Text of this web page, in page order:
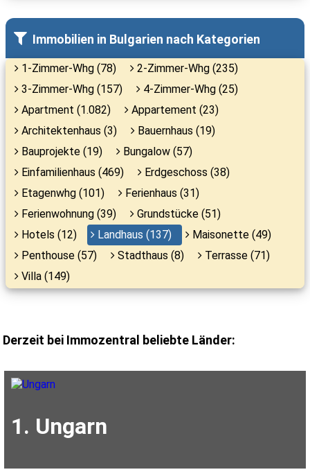
Immobilien in Bulgarien nach Kategorien
1-Zimmer-Whg (78)
2-Zimmer-Whg (235)
3-Zimmer-Whg (157)
4-Zimmer-Whg (25)
Apartment (1.082)
Appartement (23)
Architektenhaus (3)
Bauernhaus (19)
Bauprojekte (19)
Bungalow (57)
Einfamilienhaus (469)
Erdgeschoss (38)
Etagenwhg (101)
Ferienhaus (31)
Ferienwohnung (39)
Grundstücke (51)
Hotels (12)
Landhaus (137)
Maisonette (49)
Penthouse (57)
Stadthaus (8)
Terrasse (71)
Villa (149)
Derzeit bei Immozentral beliebte Länder:
1. Ungarn